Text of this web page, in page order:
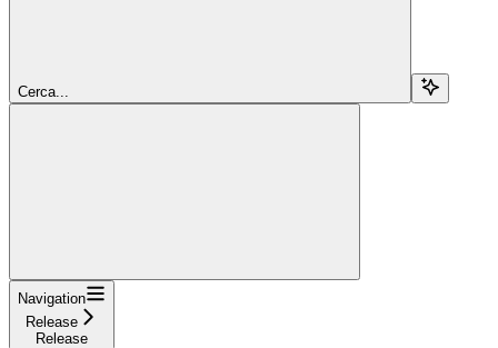
Cerca...
Navigation
Release
Release